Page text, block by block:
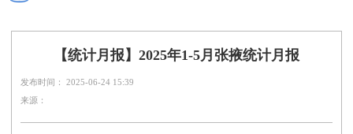
【统计月报】2025年1-5月张掖统计月报
发布时间： 2025-06-24 15:39
来源：